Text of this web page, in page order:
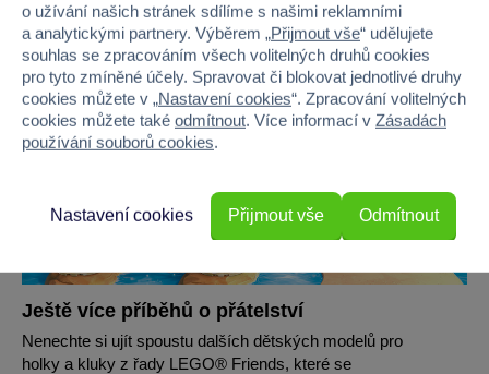
Ještě více příběhů o přátelství
Nenechte si ujít spoustu dalších dětských modelů pro
holky a kluky z řady LEGO® Friends, které se
o užívání našich stránek sdílíme s našimi reklamními
a analytickými partnery. Výběrem „Přijmout vše“ udělujete
souhlas se zpracováním všech volitelných druhů cookies
pro tyto zmíněné účely. Spravovat či blokovat jednotlivé druhy
cookies můžete v „Nastavení cookies“. Zpracování volitelných
cookies můžete také odmítnout. Více informací v Zásadách
používání souborů cookies.
Odmítnout
Nastavení cookies Přijmout vše